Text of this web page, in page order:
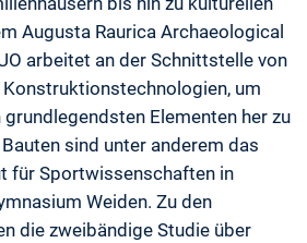
Augusta Raurica Archaeological
arbeitet an der Schnittstelle von
um
Elementen her zu
sind unter anderem das
für Sportwissenschaften in
Weiden. Zu den
die zweibändige Studie über